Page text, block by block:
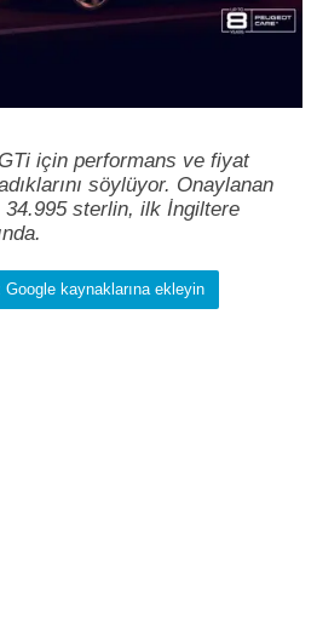
için performans ve fiyat
söylüyor. Onaylanan
sterlin, ilk İngiltere
kaynaklarına ekleyin